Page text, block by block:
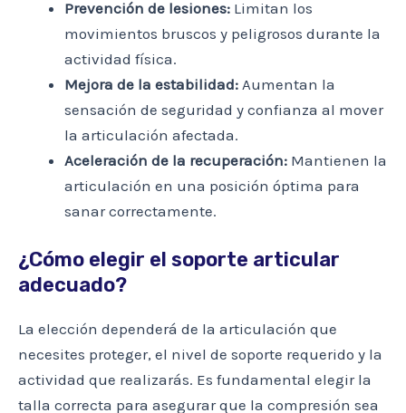
Prevención de lesiones: Limitan los
movimientos bruscos y peligrosos durante la
actividad física.
Mejora de la estabilidad: Aumentan la
sensación de seguridad y confianza al mover
la articulación afectada.
Aceleración de la recuperación: Mantienen la
articulación en una posición óptima para
sanar correctamente.
¿Cómo elegir el soporte articular
adecuado?
La elección dependerá de la articulación que
necesites proteger, el nivel de soporte requerido y la
actividad que realizarás. Es fundamental elegir la
talla correcta para asegurar que la compresión sea